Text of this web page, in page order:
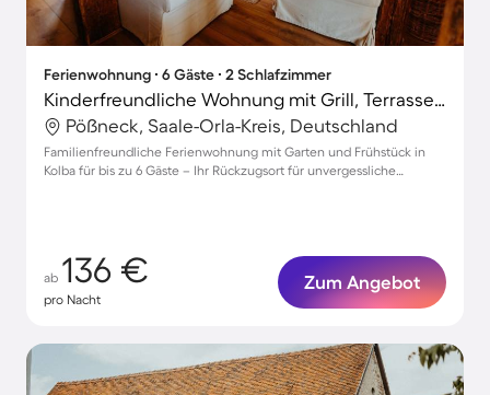
Ferienwohnung ∙ 6 Gäste ∙ 2 Schlafzimmer
Kinderfreundliche Wohnung mit Grill, Terrasse und Garten | Panoramablick
Pößneck, Saale-Orla-Kreis, Deutschland
Familienfreundliche Ferienwohnung mit Garten und Frühstück in
Kolba für bis zu 6 Gäste – Ihr Rückzugsort für unvergessliche
ab 136 €
pro Nacht
Zum Angebot